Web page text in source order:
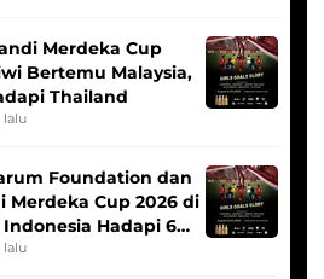
Merdeka Cup
Bertemu Malaysia,
Thailand
lalu
Foundation dan
Merdeka Cup 2026 di
Hadapi 6
lalu